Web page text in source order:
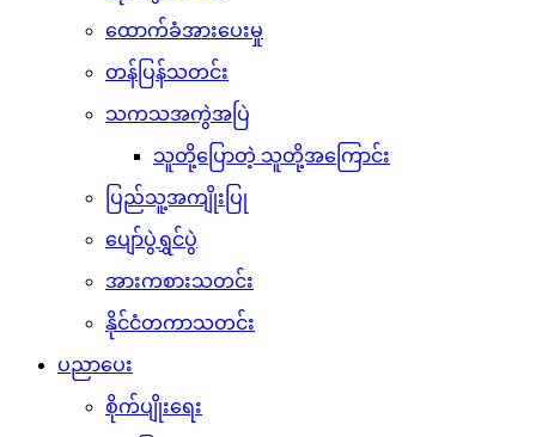
ထောက်ခံအားပေးမှု
တန်ပြန်သတင်း
သကသအကွဲအပြဲ
သူတို့ပြောတဲ့ သူတို့အကြောင်း
ပြည်သူ့အကျိုးပြု
ပျော်ပွဲရွှင်ပွဲ
အားကစားသတင်း
နိုင်ငံတကာသတင်း
ပညာပေး
စိုက်ပျိုးရေး